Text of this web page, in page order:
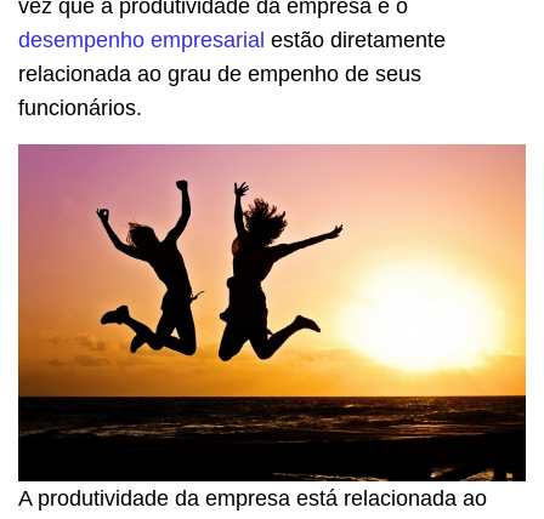
vez que a produtividade da empresa e o
desempenho empresarial estão diretamente
relacionada ao grau de empenho de seus
funcionários.
A produtividade da empresa está relacionada ao